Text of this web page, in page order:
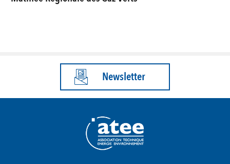
Newsletter